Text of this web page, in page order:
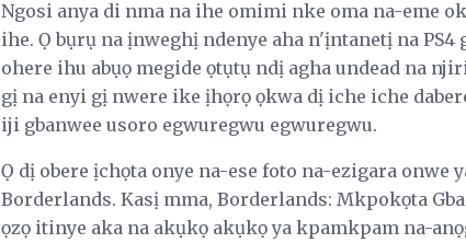
Ngosi anya di nma na ihe omimi nke oma na-eme
ihe. Ọ bụrụ na ịnweghị ndenye aha n'ịntanetị na
ohere ihu abụọ megide ọtụtụ ndị agha undead na
gị na enyi gị nwere ike ịhọrọ ọkwa dị iche iche
iji gbanwee usoro egwuregwu egwuregwu.
Ọ dị obere ịchọta onye na-ese foto na-ezigara
Borderlands. Kasị mma, Borderlands: Mkpokọta
ọzọ itinye aka na akụkọ akụkọ ya kpamkpam na-